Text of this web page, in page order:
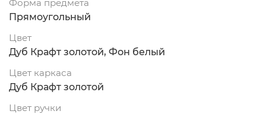
Форма предмета
Прямоугольный
Цвет
Дуб Крафт золотой, Фон белый
Цвет каркаса
Дуб Крафт золотой
Цвет ручки